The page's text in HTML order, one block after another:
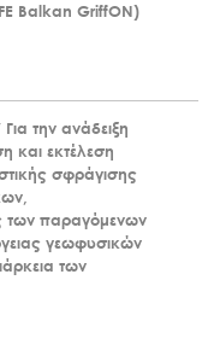
Balkan GriffON)
την ανάδειξη
και εκτέλεση
σφράγισης
των παραγόμενων
γεωφυσικών
των